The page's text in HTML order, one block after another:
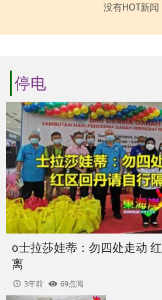
没有HOT新闻
停电
o士拉莎娃蒂：勿四处走动
离
3年前 69点阅